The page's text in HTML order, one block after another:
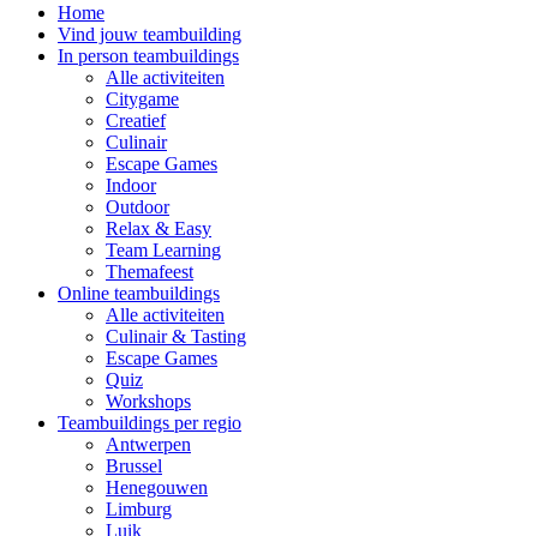
Home
Vind jouw teambuilding
In person teambuildings
Alle activiteiten
Citygame
Creatief
Culinair
Escape Games
Indoor
Outdoor
Relax & Easy
Team Learning
Themafeest
Online teambuildings
Alle activiteiten
Culinair & Tasting
Escape Games
Quiz
Workshops
Teambuildings per regio
Antwerpen
Brussel
Henegouwen
Limburg
Luik